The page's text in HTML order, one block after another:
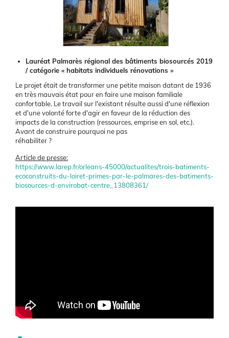
BodyLauréat Palmarès régional des bâtiments biosourcés 2019
/ catégorie « habitats individuels rénovations »
Le projet était de transformer une petite maison datant de 1936
en très mauvais état pour en faire une maison familiale
confortable. Le travail sur l'existant résulte aussi d'une réflexion
et d'une volonté forte d'agir en faveur de la réduction des
impacts de la construction (ressources, emprise en sol, etc.).
Avant de construire pourquoi ne pas
réhabiliter ?
Article de presse:
https://www.larep.fr/orleans-45000/actualites/trois-batiments-
ecoconstruits-du-loiret-primes-par-le-palmares-des-batiments-
biosources-d-envirobat-centre_13808361/
Document(s)